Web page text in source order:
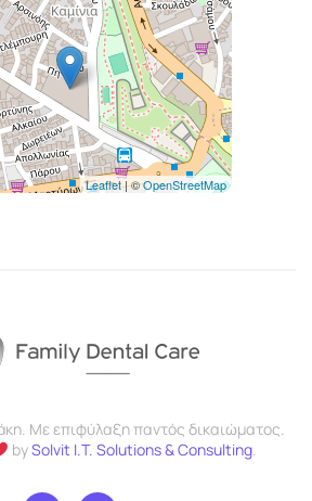
Leaflet| ©OpenStreetMap
Με επιφύλαξη παντός δικαιώματος.
bySolvit I.T. Solutions & Consulting.